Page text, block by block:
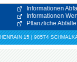
Informationen
Informationen
Pflanzliche Abfälle
15 | 98574